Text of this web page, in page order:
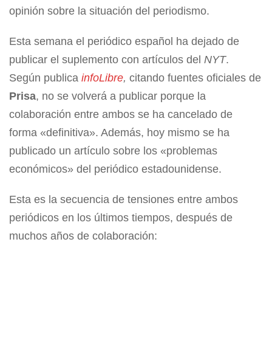
opinión sobre la situación del periodismo.
Esta semana el periódico español ha dejado de
publicar el suplemento con artículos del NYT.
Según publica infoLibre, citando fuentes oficiales de
Prisa, no se volverá a publicar porque la
colaboración entre ambos se ha cancelado de
forma «definitiva». Además, hoy mismo se ha
publicado un artículo sobre los «problemas
económicos» del periódico estadounidense.
Esta es la secuencia de tensiones entre ambos
periódicos en los últimos tiempos, después de
muchos años de colaboración: